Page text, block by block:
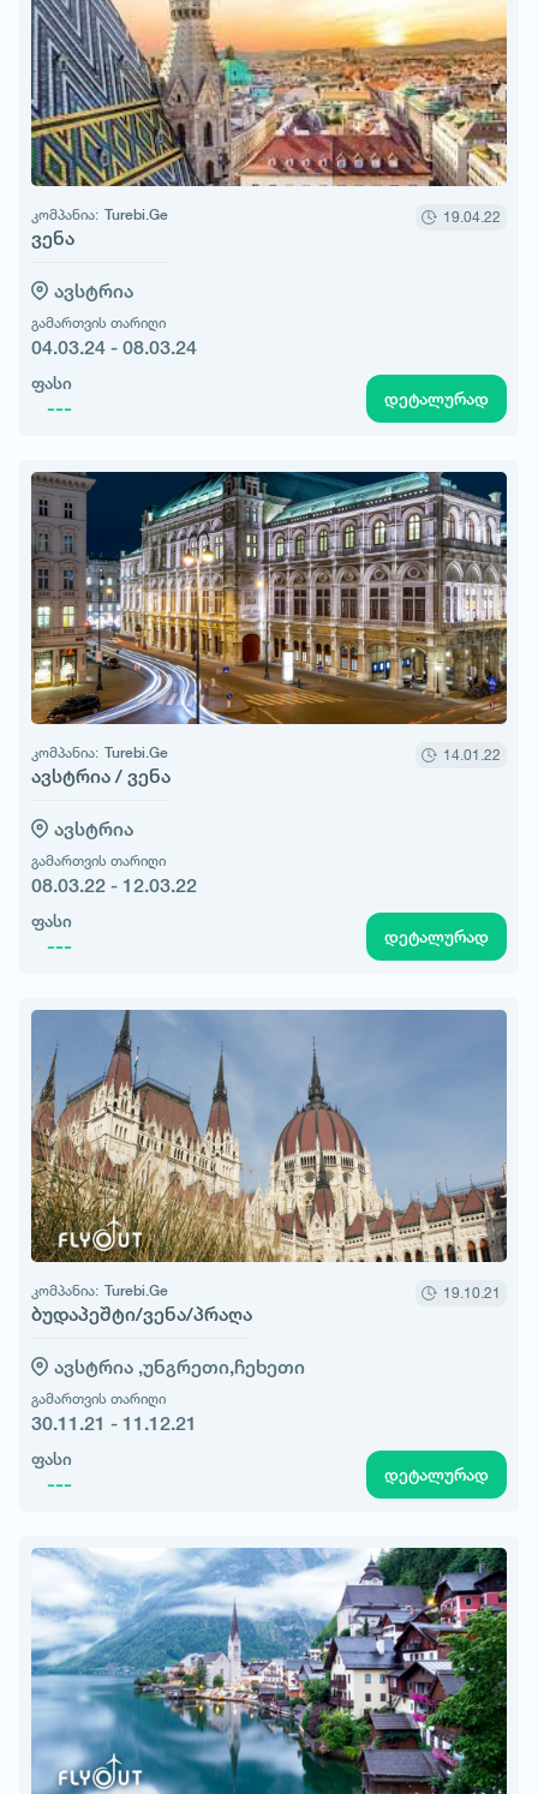
კომპანია: Turebi.Ge
ვენა
19.04.22
ავსტრია
გამართვის თარიღი
04.03.24 - 08.03.24
ფასი
--- დეტალურად
კომპანია: Turebi.Ge
ავსტრია / ვენა
14.01.22
ავსტრია
გამართვის თარიღი
08.03.22 - 12.03.22
ფასი
--- დეტალურად
კომპანია: Turebi.Ge
ბუდაპეშტი/ვენა/პრაღა
19.10.21
ავსტრია ,უნგრეთი,ჩეხეთი
გამართვის თარიღი
30.11.21 - 11.12.21
ფასი
--- დეტალურად